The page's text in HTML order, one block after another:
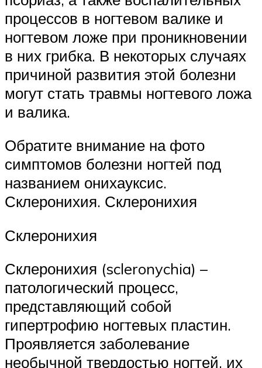
процессов в ногтевом валике и
ногтевом ложе при проникновении
в них грибка. В некоторых случаях
причиной развития этой болезни
могут стать травмы ногтевого ложа
и валика.
Обратите внимание на фото
симптомов болезни ногтей под
названием онихауксис.
Склеронихия. Склеронихия
Склеронихия
Склеронихия (scleronychia) –
патологический процесс,
представляющий собой
гипертрофию ногтевых пластин.
Проявляется заболевание
необычной твердостью ногтей, их